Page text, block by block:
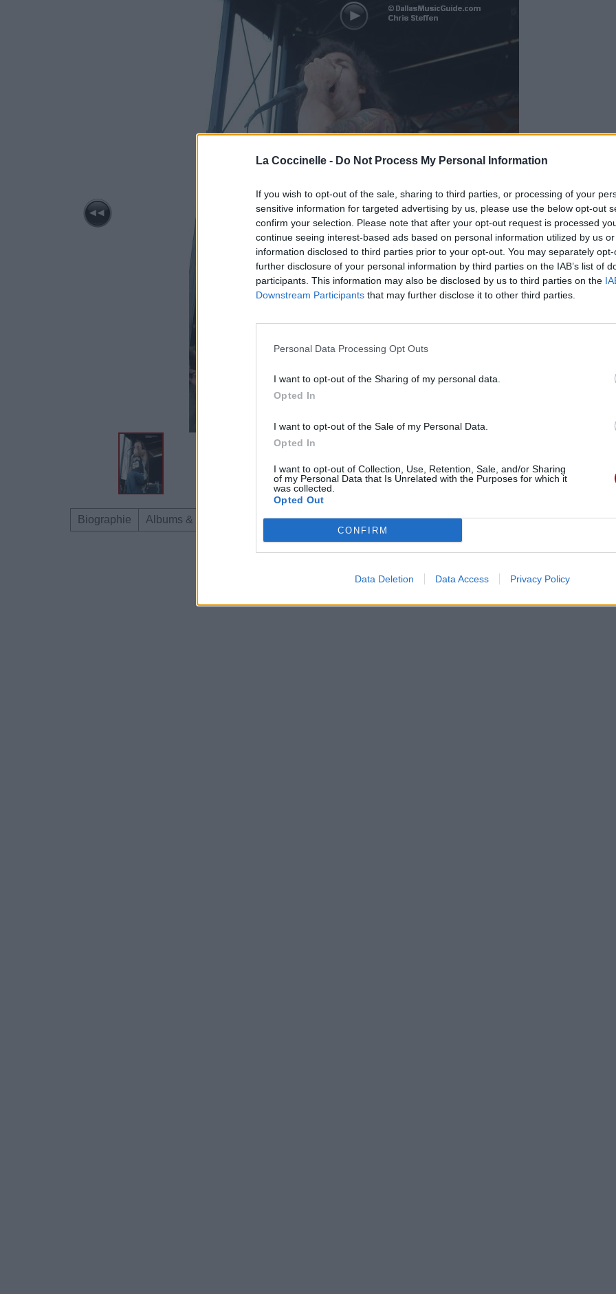
La Coccinelle - Do Not Process My Personal Information
If you wish to opt-out of the sale, sharing to third parties, or processing of your
sensitive information for targeted advertising by us, please use the below opt-out
confirm your selection. Please note that after your opt-out request is processed
continue seeing interest-based ads based on personal information utilized by us
information disclosed to third parties prior to your opt-out. You may separately
further disclosure of your personal information by third parties on the IAB’s list of
participants. This information may also be disclosed by us to third parties on the
Downstream Participants that may further disclose it to other third parties.
Personal Data Processing Opt Outs
I want to opt-out of the Sharing of my personal data.
Opted In
I want to opt-out of the Sale of my Personal Data.
Opted In
I want to opt-out of Collection, Use, Retention, Sale, and/or Sharing
of my Personal Data that Is Unrelated with the Purposes for which it
was collected.
Opted Out
CONFIRM
Data Deletion Data Access Privacy Policy
Biographie Albums & Chansons Téléchargements Photos Corrections & commentaires